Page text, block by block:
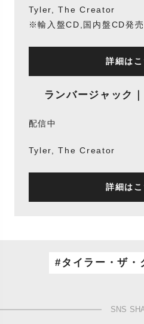
Tyler, The Creator
※輸入盤CD,国内盤CD発
詳細はこ
ランバージャック
配信中
Tyler, The Creator
詳細はこ
タイラー・ザ・
SNS